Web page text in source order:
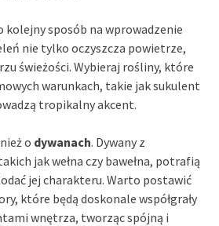
kolejny sposób na wprowadzenie
nie tylko oczyszcza powietrze,
świeżości. Wybieraj rośliny, które
warunkach, takie jak sukulent
tropikalny akcent.
o dywanach. Dywany z
jak wełna czy bawełna, potrafią
jej charakteru. Warto postawić
które będą doskonale współgrały
wnętrza, tworząc spójną i